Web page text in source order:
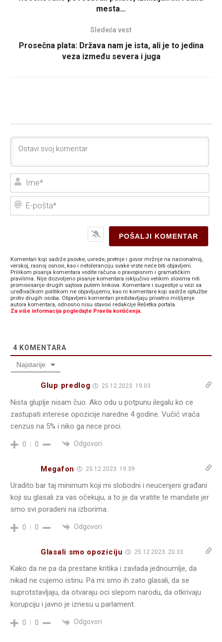
mesta…
Sledeća vest
Prosečna plata: Država nam je ista, ali je to jedina
veza između severa i juga
E-
Komentari koji sadrže psovke, uvrede, pretnje i govor mržnje na nacionalnoj,
verskoj, rasnoj osnovi, kao i netoleranciju svake vrste neće biti objavljeni.
Prilikom pisanja komentara vodite računa o pravopisnim i gramatičkim
pravilima. Nije dozvoljeno pisanje komentara isključivo velikim slovima niti
promovisanje drugih sajtova putem linkova. Komentare i sugestije u vezi sa
uređivačkom politikom ne objavljujemo, kao ni komentare koji sadrže optužbe
protiv drugih osoba. Objavljeni komentari predstavljaju privatno mišljenje
autora komentara, odnosno nisu stavovi redakcije Rešetka portala.
Za više informacija pogledajte Pravila korišćenja.
4 KOMENTARA
Najstarije
Glup predlog 25.12.2023. 19:03
Nista gluplje nisam čuo. Ako odu u potpunu ilegalu ko ce
zastupati interese opozicije naredne 4 godine. Vučić vraća
cenzus na 5% i niko ga nece proci.
0 0 Odgovori
Megafon 25.12.2023. 19:39
Uradito bar taj minimum koji mi slobodni i neucenjeni građani
koji su glasali za vas očekuju, a to je da vratite te mandate jer
smo svi poradeni na izborima.
0 0 Odgovori
Glasali smo opoziciju 25.12.2023. 20:33
Kako da ne pa da prestane kritika i zavlada jednoumlje, da
nikad ne cujemo istinu. Pa mi smo ih zato glasali, da se
suprotstavljaju, da otvaraju oci slepom narodu, da otkrivaju
korupciju i javno je iznesu u parlament.
0 0 Odgovori